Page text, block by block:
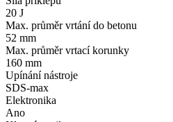
20 J
Max. průměr vrtání do betonu
52 mm
Max. průměr vrtací korunky
160 mm
Upínání nástroje
SDS-max
Elektronika
Ano